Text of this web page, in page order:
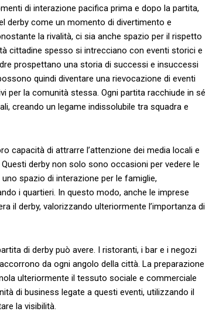
⁣di interazione pacifica prima e dopo la partita,
derby come un momento di divertimento ⁤e
la rivalità, ci‍ sia anche spazio per il⁢ rispetto‌
cittadine spesso si intrecciano con eventi storici e
prospettano una storia di successi ​e⁤ insuccessi
quindi diventare ⁢una ‍rievocazione di‌ eventi
per la comunità stessa. Ogni partita racchiude in sé
⁤creando‌ un legame indissolubile tra squadra e
capacità di ⁤attrarre l’attenzione dei media locali e
derby non solo sono occasioni per vedere le⁤
spazio di interazione​ per ⁣le famiglie,
⁣i quartieri. In questo‌ modo, anche le imprese
il derby, ​valorizzando ulteriormente l’importanza‌ di
di derby ⁤può avere. I ristoranti, i​ bar⁢ e i negozi
da ogni angolo della città. La preparazione
ulteriormente il​ tessuto sociale ⁢e commerciale
di business‌ legate a questi eventi, utilizzando⁤ il
la visibilità.